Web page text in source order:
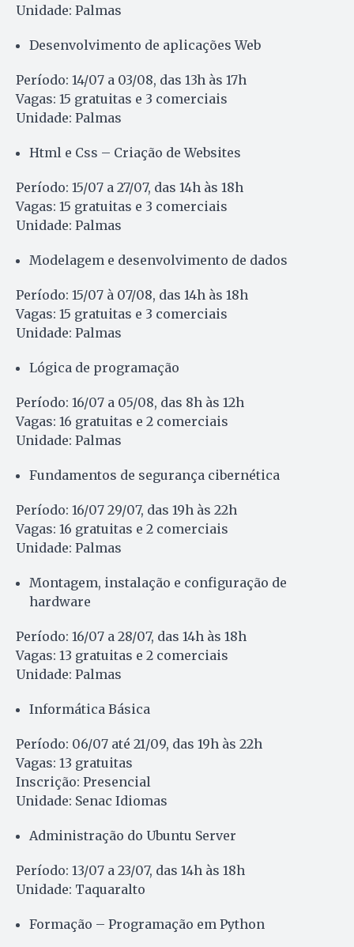
Unidade: Palmas
Desenvolvimento de aplicações Web
Período: 14/07 a 03/08, das 13h às 17h
Vagas: 15 gratuitas e 3 comerciais
Unidade: Palmas
Html e Css – Criação de Websites
Período: 15/07 a 27/07, das 14h às 18h
Vagas: 15 gratuitas e 3 comerciais
Unidade: Palmas
Modelagem e desenvolvimento de dados
Período: 15/07 à 07/08, das 14h às 18h
Vagas: 15 gratuitas e 3 comerciais
Unidade: Palmas
Lógica de programação
Período: 16/07 a 05/08, das 8h às 12h
Vagas: 16 gratuitas e 2 comerciais
Unidade: Palmas
Fundamentos de segurança cibernética
Período: 16/07 29/07, das 19h às 22h
Vagas: 16 gratuitas e 2 comerciais
Unidade: Palmas
Montagem, instalação e configuração de
hardware
Período: 16/07 a 28/07, das 14h às 18h
Vagas: 13 gratuitas e 2 comerciais
Unidade: Palmas
Informática Básica
Período: 06/07 até 21/09, das 19h às 22h
Vagas: 13 gratuitas
Inscrição: Presencial
Unidade: Senac Idiomas
Administração do Ubuntu Server
Período: 13/07 a 23/07, das 14h às 18h
Unidade: Taquaralto
Formação – Programação em Python